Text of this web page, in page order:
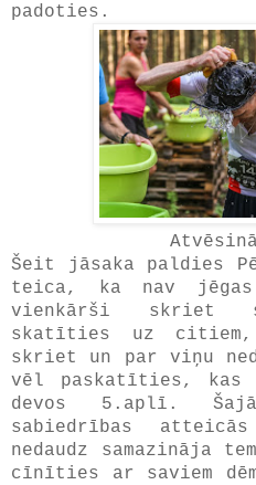
padoties.
Šeit jāsaka paldies
teica, ka nav
vienkārši skriet
skatīties uz
skriet un par viņu
vēl paskatīties, kas
devos 5.aplī.
sabiedrības
nedaudz samazināja
cīnīties ar saviem